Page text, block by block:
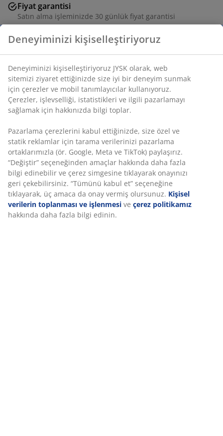
Fiyat garantisi
Satın alma işleminizde 30 günlük fiyat garantisi
Seçtiğiniz hızlı ve kolay teslimat
SKU: S364175
Set aşağıdaki öğelerden oluşur
Özellikler
İncelemeler
Deneyiminizi kişiselleştiriyoruz
Deneyiminizi kişiselleştiriyoruz JYSK olarak, web
sitemizi ziyaret ettiğinizde size iyi bir deneyim sunmak
için çerezler ve mobil tanımlayıcılar kullanıyoruz.
Çerezler, işlevselliği, istatistikleri ve ilgili pazarlamayı
sağlamak için hakkınızda bilgi toplar.
Pazarlama çerezlerini kabul ettiğinizde, size özel ve
statik reklamlar için tarama verilerinizi pazarlama
ortaklarımızla (ör. Google, Meta ve TikTok) paylaşırız.
“Değiştir” seçeneğinden amaçlar hakkında daha fazla
bilgi edinebilir ve çerez simgesine tıklayarak onayınızı
geri çekebilirsiniz. “Tümünü kabul et” seçeneğine
tıklayarak, üç amaca da onay vermiş olursunuz. Kişisel
verilerin toplanması ve işlenmesi ve çerez politikamız
hakkında daha fazla bilgi edinin.